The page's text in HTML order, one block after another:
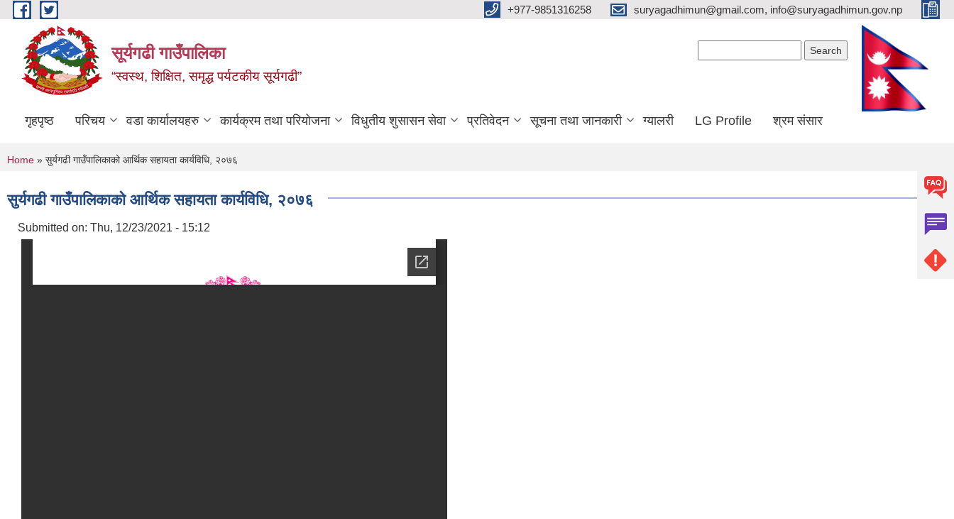
Skip to main content +977-9851316258 suryagadhimun@gmail.com, info@suryagadhimun.gov.np
सूर्यगढी गाउँपालिका
“स्वस्थ, शिक्षित, समृद्ध पर्यटकीय सूर्यगढी”
गृहपृष्ठ परिचय वडा कार्यालयहरु कार्यक्रम तथा परियोजना विधुतीय शुसासन सेवा प्रतिवेदन सूचना तथा जानकारी ग्यालरी LG Profile श्रम संसार
You are here
Home » सुर्यगढी गाउँपालिकाको आर्थिक सहायता कार्यविधि, २०७६
सुर्यगढी गाउँपालिकाको आर्थिक सहायता कार्यविधि, २०७६
Submitted on: Thu, 12/23/2021 - 15:12